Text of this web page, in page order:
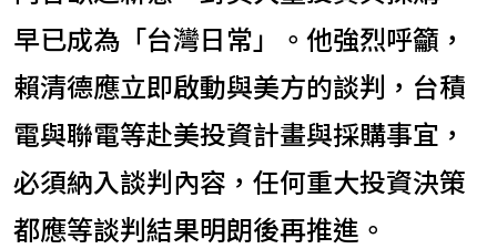
早已成為「台灣日常」。他強烈呼籲，
賴清德應立即啟動與美方的談判，台積
電與聯電等赴美投資計畫與採購事宜，
必須納入談判內容，任何重大投資決策
都應等談判結果明朗後再推進。